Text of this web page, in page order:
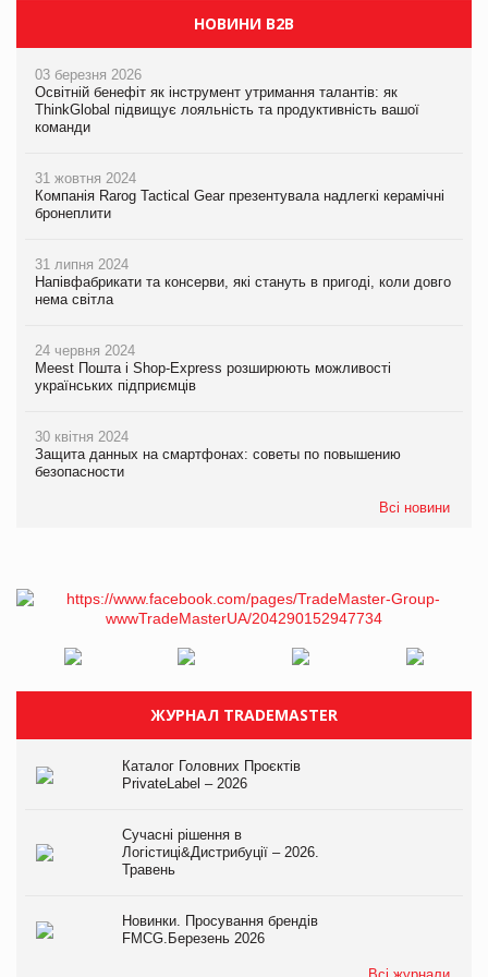
НОВИНИ B2B
03 березня 2026
Освітній бенефіт як інструмент утримання талантів: як
ThinkGlobal підвищує лояльність та продуктивність вашої
команди
31 жовтня 2024
Компанія Rarog Tactical Gear презентувала надлегкі керамічні
бронеплити
31 липня 2024
Напівфабрикати та консерви, які стануть в пригоді, коли довго
нема світла
24 червня 2024
Meest Пошта і Shop-Express розширюють можливості
українських підприємців
30 квітня 2024
Защита данных на смартфонах: советы по повышению
безопасности
Всі новини
ЖУРНАЛ TRADEMASTER
Каталог Головних Проєктів
PrivateLabel – 2026
Сучасні рішення в
Логістиці&Дистрибуції – 2026.
Травень
Новинки. Просування брендів
FMCG.Березень 2026